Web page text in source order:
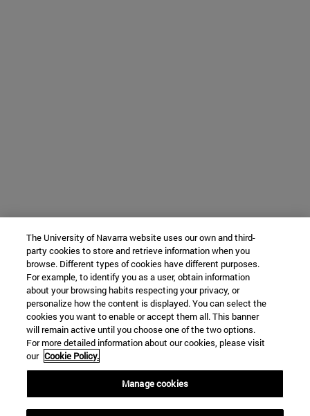
The University of Navarra website uses our own and third-
party cookies to store and retrieve information when you
browse. Different types of cookies have different purposes.
For example, to identify you as a user, obtain information
about your browsing habits respecting your privacy, or
personalize how the content is displayed. You can select the
cookies you want to enable or accept them all. This banner
will remain active until you choose one of the two options.
For more detailed information about our cookies, please visit
our Cookie Policy.
Manage cookies